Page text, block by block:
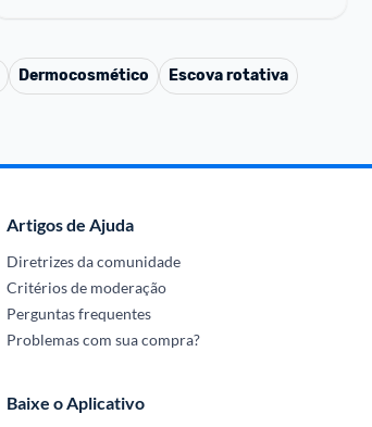
Dermocosmético Escova rotativa
Artigos de Ajuda
Diretrizes da comunidade
Critérios de moderação
Perguntas frequentes
Problemas com sua compra?
Baixe o Aplicativo